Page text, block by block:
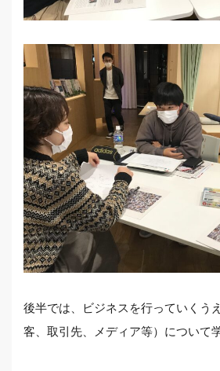
後半では、ビジネスを行っていくう
客、取引先、メディア等）について